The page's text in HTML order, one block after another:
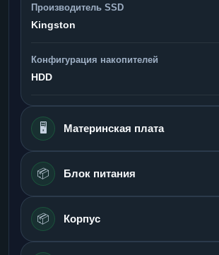
Производитель SSD
Kingston
Конфигурация накопителей
HDD
🖥️ Материнская плата
📦 Блок питания
📦 Корпус